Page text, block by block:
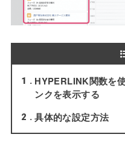
1
HYPERLINK関数を
ンクを表示する
2 具体的な設定方法